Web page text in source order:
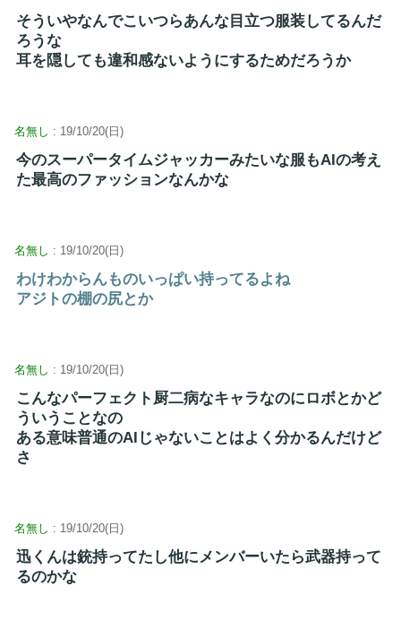
そういやなんでこいつらあんな目立つ服装してるんだ
ろうな
耳を隠しても違和感ないようにするためだろうか
名無し : 19/10/20(日)
今のスーパータイムジャッカーみたいな服もAIの考え
た最高のファッションなんかな
名無し : 19/10/20(日)
わけわからんものいっぱい持ってるよね
アジトの棚の尻とか
名無し : 19/10/20(日)
こんなパーフェクト厨二病なキャラなのにロボとかど
ういうことなの
ある意味普通のAIじゃないことはよく分かるんだけど
さ
名無し : 19/10/20(日)
迅くんは銃持ってたし他にメンバーいたら武器持って
るのかな